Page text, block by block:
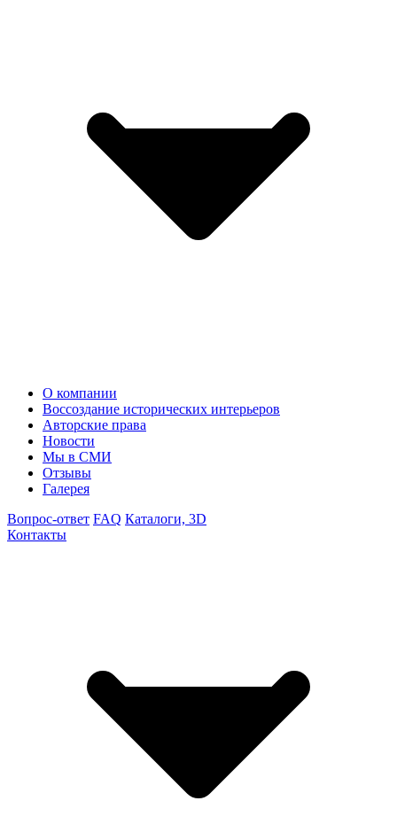
О компании
Воссоздание исторических интерьеров
Авторские права
Новости
Мы в СМИ
Отзывы
Галерея
Вопрос-ответ FAQ Каталоги, 3D
Контакты